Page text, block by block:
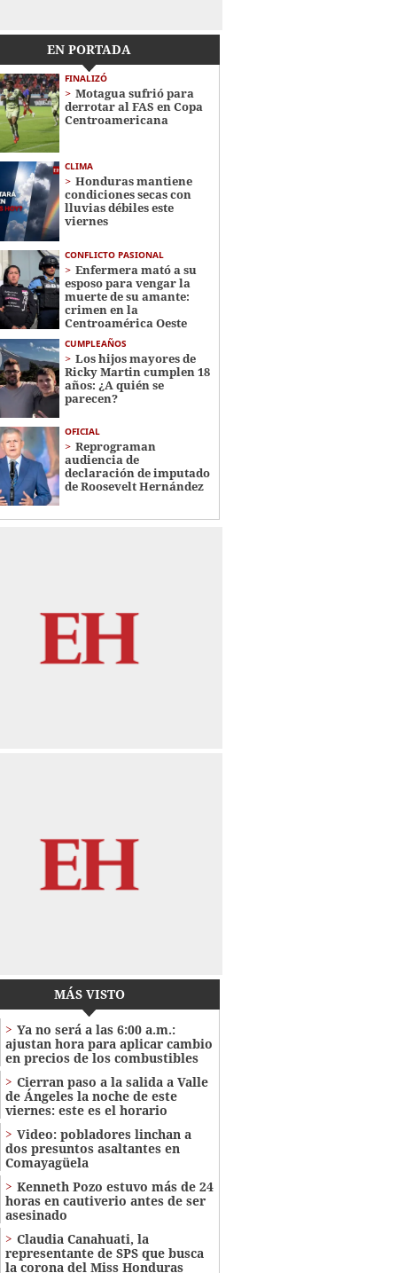
EN PORTADA
FINALIZÓ
Motagua sufrió para
derrotar al FAS en Copa
Centroamericana
CLIMA
Honduras mantiene
condiciones secas con
lluvias débiles este
viernes
CONFLICTO PASIONAL
Enfermera mató a su
esposo para vengar la
muerte de su amante:
crimen en la
Centroamérica Oeste
CUMPLEAÑOS
Los hijos mayores de
Ricky Martin cumplen 18
años: ¿A quién se
parecen?
OFICIAL
Reprograman
audiencia de
declaración de imputado
de Roosevelt Hernández
MÁS VISTO
Ya no será a las 6:00 a.m.:
ajustan hora para aplicar cambio
en precios de los combustibles
Cierran paso a la salida a Valle
de Ángeles la noche de este
viernes: este es el horario
Video: pobladores linchan a
dos presuntos asaltantes en
Comayagüela
Kenneth Pozo estuvo más de 24
horas en cautiverio antes de ser
asesinado
Claudia Canahuati, la
representante de SPS que busca
la corona del Miss Honduras